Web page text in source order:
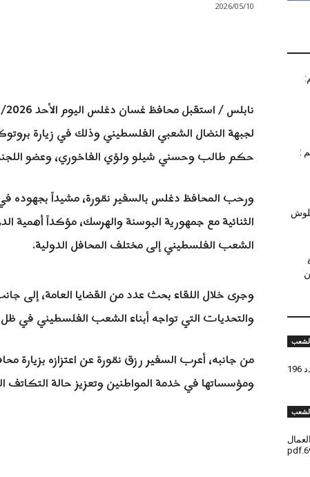
2026/05/10
لجبهة النضال الشعبي الفلسطيني وذلك في زيارة
حكم طالب وحسني شيلو ولؤي الفاخوري، وعضو
ورحب المحافظ دغلس بالسفير نمّورة، مشيداً بجهوده
الثنائية مع جمهورية البوسنة والهرسك، مؤكداً أهمية
الشعب الفلسطيني إلى مختلف المحافل الدولية.
وجرى خلال اللقاء بحث عدد من القضايا العامة، إلى
والتحديات التي تواجه أبناء الشعب الفلسطيني في
من جانبه، أعرب السفير رزق نمّورة عن اعتزازه بزيارة
ومؤسساتها في خدمة المواطنين وتعزيز حالة التكاتف
: